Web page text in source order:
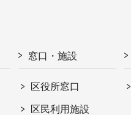
窓口・施設
区役所窓口
区民利用施設